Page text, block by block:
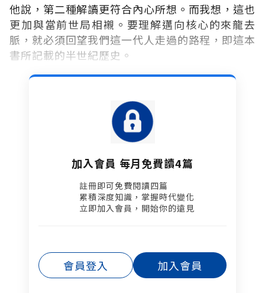
他說，第二種解讀更符合內心所想。而我想，這也
更加與當前世局相襯。要理解邁向核心的來龍去
脈，就必須回望我們這一代人走過的路程，即這本
書所記載的半世紀歷史。
加入會員 每月免費讀4篇
註冊即可免費閱讀四篇​
累積深度知識，掌握時代變化​
立即加入會員，開始你的遠見
會員登入 加入會員